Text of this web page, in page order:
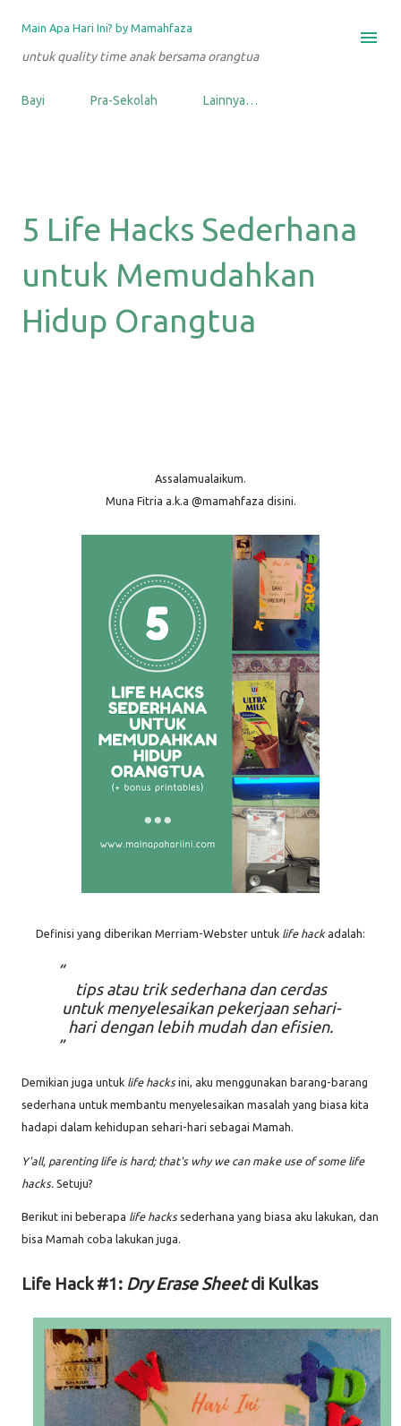
Langsung ke konten utama
Main Apa Hari Ini? by Mamahfaza
untuk quality time anak bersama orangtua
Bayi Pra-Sekolah Lainnya…
5 Life Hacks Sederhana
untuk Memudahkan
Hidup Orangtua
Assalamualaikum.
Muna Fitria a.k.a @mamahfaza disini.
Definisi yang diberikan Merriam-Webster untuk life hackadalah:
tips atau trik sederhana dan cerdas
untuk menyelesaikan pekerjaan sehari-
hari dengan lebih mudah dan efisien.
Demikian juga untuk life hacksini, aku menggunakan barang-barang
sederhana untuk membantu menyelesaikan masalah yang biasa kita
hadapi dalam kehidupan sehari-hari sebagai Mamah.
Y'all, parenting life is hard; that's why we can make use of some life
hacks. Setuju?
Berikut ini beberapa life hackssederhana yang biasa aku lakukan, dan
bisa Mamah coba lakukan juga.
Life Hack #1: Dry Erase Sheetdi Kulkas